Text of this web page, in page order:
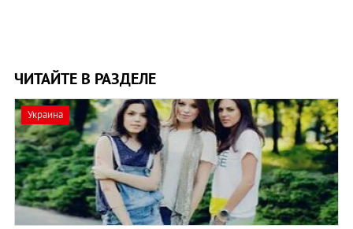
ЧИТАЙТЕ В РАЗДЕЛЕ
Украина